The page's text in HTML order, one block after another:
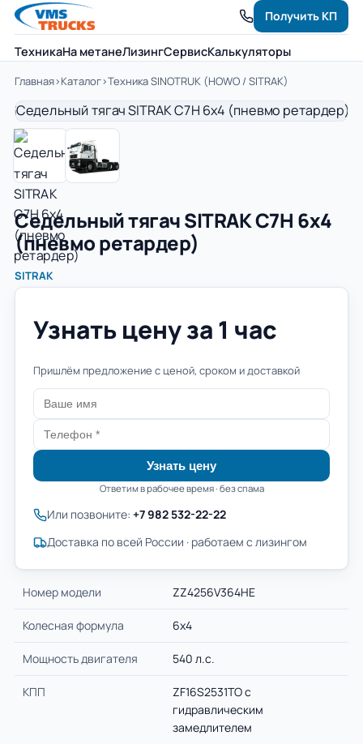
ТехникаНа метанеЛизингСервисКалькуляторы
Получить КП
Главная›Каталог›Техника SINOTRUK (HOWO / SITRAK)
Седельный тягач SITRAK C7H 6x4
(пневмо ретардер)
SITRAK
Узнать цену за 1 час
Пришлём предложение с ценой, сроком и доставкой
Узнать цену
Ответим в рабочее время · без спама
Или позвоните: +7 982 532-22-22
Доставка по всей России · работаем с лизингом
Номер модели ZZ4256V364HE
Колесная формула 6х4
Мощность двигателя 540 л.с.
КПП
ZF16S2531TO c
гидравлическим
замедлителем